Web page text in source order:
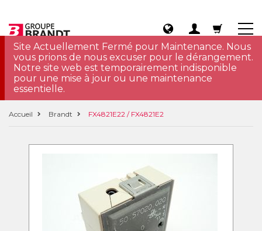
Site Actuellement Fermé pour Maintenance. Nous
vous prions de nous excuser pour le dérangement.
Notre site web est temporairement indisponible
pour une mise à jour ou une maintenance
essentielle.
Accueil Brandt FX4821E22 / FX4821E2